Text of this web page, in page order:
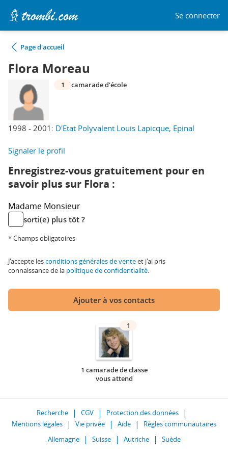
Se connecter
Page d'accueil
Flora Moreau
1998 - 2001: D'Etat Polyvalent Louis Lapicque, Epinal
1 camarade d'école
Signaler le profil
Enregistrez-vous gratuitement pour en
savoir plus sur Flora :
Madame Monsieur
sorti(e) plus tôt ?
* Champs obligatoires
J'accepte lesconditions générales de venteet j'ai pris
connaissance de la politique de confidentialité.
Ajouter à vos contacts
1
1 camarade de classe
vous attend
Recherche CGV
Protection des données
Mentions légales
Vie privée Aide
Règles communautaires
Allemagne
Suisse Autriche Suède